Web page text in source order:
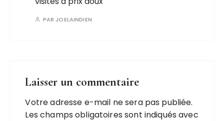
PAR JOELAINDIEN
Laisser un commentaire
Votre adresse e-mail ne sera pas publiée.
Les champs obligatoires sont indiqués avec